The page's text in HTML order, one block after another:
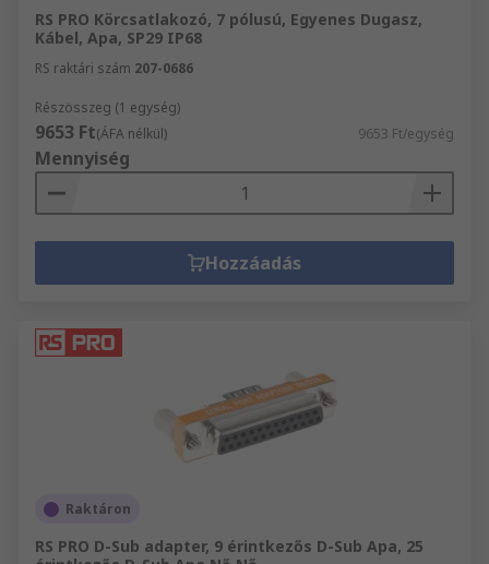
RS PRO Körcsatlakozó, 7 pólusú, Egyenes Dugasz,
Kábel, Apa, SP29 IP68
RS raktári szám 207-0686
Részösszeg (1 egység)
9653 Ft(ÁFA nélkül) 9653 Ft/egység
Mennyiség
Hozzáadás
Raktáron
RS PRO D-Sub adapter, 9 érintkezős D-Sub Apa, 25